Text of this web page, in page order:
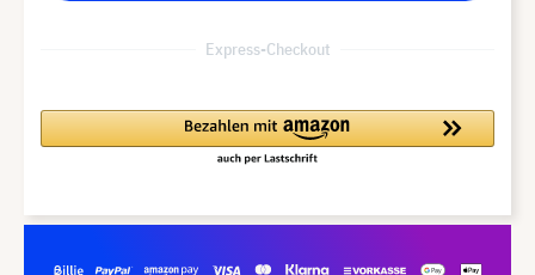
Express-Checkout